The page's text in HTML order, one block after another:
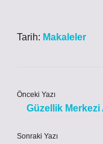
Tarih: Makaleler
Önceki Yazı
Güzellik
Sonraki Yazı